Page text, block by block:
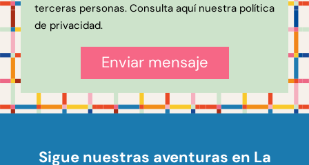
terceras personas. Consulta aquínuestra política
de privacidad.
Enviar mensaje
Sigue nuestras aventuras en La